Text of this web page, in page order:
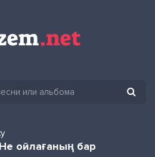
ойлағаның бар